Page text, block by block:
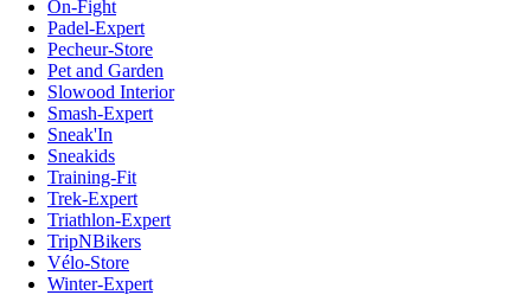
On-Fight
Padel-Expert
Pecheur-Store
Pet and Garden
Slowood Interior
Smash-Expert
Sneak'In
Sneakids
Training-Fit
Trek-Expert
Triathlon-Expert
TripNBikers
Vélo-Store
Winter-Expert